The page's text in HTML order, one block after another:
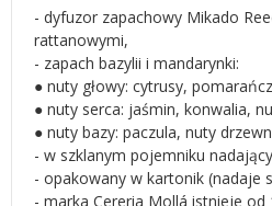
- dyfuzor zapachowy Mikado
rattanowymi,
- zapach bazylii i mandarynki:
● nuty głowy: cytrusy,
● nuty serca: jaśmin, konwalia,
● nuty bazy: paczula, nuty
- w szklanym pojemniku
- opakowany w kartonik (nadaje
- marka Cereria Mollá istnieje od